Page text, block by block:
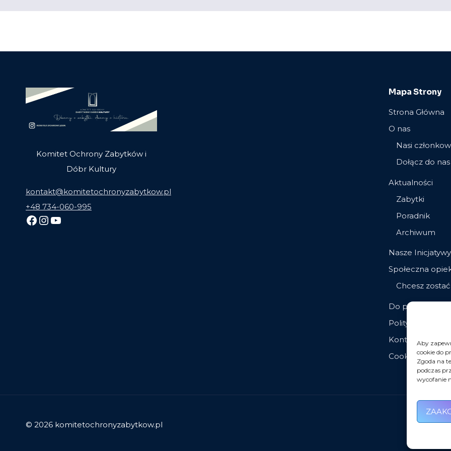
Aby
cookie do
Zgoda na
podczas
wycofanie
Komitet Ochrony Zabytków i
Dóbr Kultury
kontakt@komitetochronyzabytkow.pl
+48 734-060-995
Facebook
Instagram
YouTube
Mapa Strony
Strona Główna
O nas
Nasi
Dołącz do nas
Aktualności
Zabytki
Poradnik
Archiwum
Nasze Inicjatywy
Społeczna
Chcesz
Do pobrania
Polityka
Kontakt
Cookie Policy
© 2026 komitetochronyzabytkow.pl